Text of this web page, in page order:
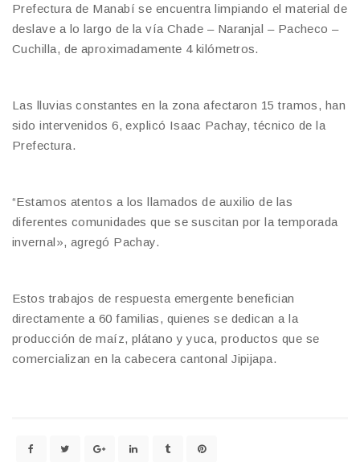
Prefectura de Manabí se encuentra limpiando el material de
deslave a lo largo de la vía Chade – Naranjal – Pacheco –
Cuchilla, de aproximadamente 4 kilómetros.
Las lluvias constantes en la zona afectaron 15 tramos, han
sido intervenidos 6, explicó Isaac Pachay, técnico de la
Prefectura.
“Estamos atentos a los llamados de auxilio de las
diferentes comunidades que se suscitan por la temporada
invernal», agregó Pachay.
Estos trabajos de respuesta emergente benefician
directamente a 60 familias, quienes se dedican a la
producción de maíz, plátano y yuca, productos que se
comercializan en la cabecera cantonal Jipijapa.